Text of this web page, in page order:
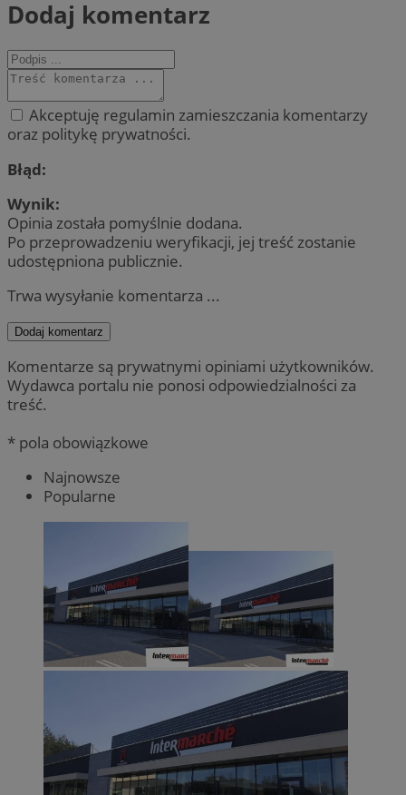
Dodaj komentarz
Akceptuję regulamin zamieszczania komentarzy
oraz politykę prywatności.
Błąd:
Wynik:
Opinia została pomyślnie dodana.
Po przeprowadzeniu weryfikacji, jej treść zostanie
udostępniona publicznie.
Trwa wysyłanie komentarza ...
Dodaj komentarz
Komentarze są prywatnymi opiniami użytkowników.
Wydawca portalu nie ponosi odpowiedzialności za
treść.
* pola obowiązkowe
Najnowsze
Popularne